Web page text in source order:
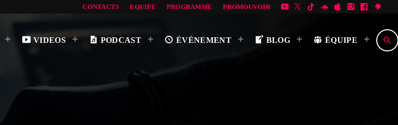
CONTACTS EQUIPE PROGRAMME PROMOUVOIR
VIDEOS PODCAST ÉVÉNEMENT BLOG ÉQUIPE search